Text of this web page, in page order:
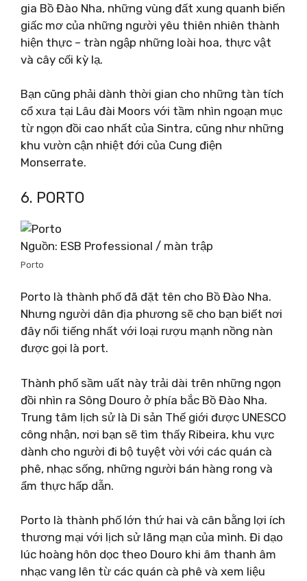
gia Bồ Đào Nha, những vùng đất xung quanh biến
giấc mơ của những người yêu thiên nhiên thành
hiện thực – tràn ngập những loài hoa, thực vật
và cây cối kỳ lạ.
Bạn cũng phải dành thời gian cho những tàn tích
cổ xưa tại Lâu đài Moors với tầm nhìn ngoạn mục
từ ngọn đồi cao nhất của Sintra, cũng như những
khu vườn cận nhiệt đới của Cung điện
Monserrate.
6. PORTO
Nguồn: ESB Professional / màn trập
Porto
Porto là thành phố đã đặt tên cho Bồ Đào Nha.
Nhưng người dân địa phương sẽ cho bạn biết nơi
đây nổi tiếng nhất với loại rượu mạnh nồng nàn
được gọi là port.
Thành phố sầm uất này trải dài trên những ngọn
đồi nhìn ra Sông Douro ở phía bắc Bồ Đào Nha.
Trung tâm lịch sử là Di sản Thế giới được UNESCO
công nhận, nơi bạn sẽ tìm thấy Ribeira, khu vực
dành cho người đi bộ tuyệt vời với các quán cà
phê, nhạc sống, những người bán hàng rong và
ẩm thực hấp dẫn.
Porto là thành phố lớn thứ hai và cân bằng lợi ích
thương mại với lịch sử lãng mạn của mình. Đi dạo
lúc hoàng hôn dọc theo Douro khi âm thanh âm
nhạc vang lên từ các quán cà phê và xem liệu